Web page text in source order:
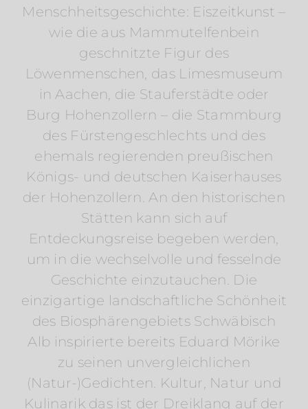
Menschheitsgeschichte: Eiszeitkunst –
wie die aus Mammutelfenbein
geschnitzte Figur des
Löwenmenschen, das Limesmuseum
in Aachen, die Stauferstädte oder
Burg Hohenzollern – die Stammburg
des Fürstengeschlechts und des
ehemals regierenden preußischen
Königs- und deutschen Kaiserhauses
der Hohenzollern. An den historischen
Stätten kann sich auf
Entdeckungsreise begeben werden,
um in die wechselvolle und fesselnde
Geschichte einzutauchen. Die
einzigartige landschaftliche Schönheit
des Biosphärengebiets Schwäbisch
Alb inspirierte bereits Eduard Mörike
zu seinen unvergleichlichen
(Natur-)Gedichten. Kultur, Natur und
Kulinarik das ist der Dreiklang auf der